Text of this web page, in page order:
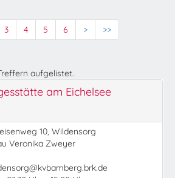
3 4 5 6 > >>
aufgelistet.
am Eichelsee
10, Wildensorg
Veronika Zweyer